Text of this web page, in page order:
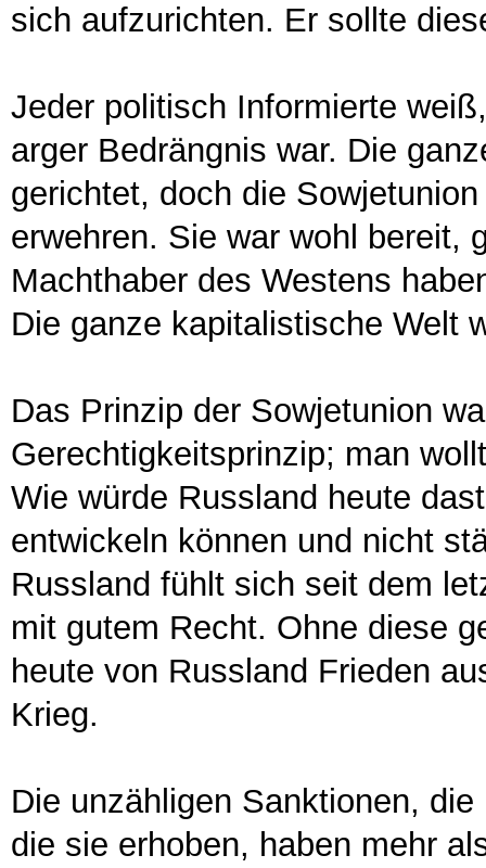
sich aufzurichten. Er sollte
Jeder politisch Informierte
arger Bedrängnis war. Die
gerichtet, doch die
erwehren. Sie war wohl bereit,
Machthaber des Westens
Die ganze kapitalistische Welt
Das Prinzip der Sowjetunion
Gerechtigkeitsprinzip; man
Wie würde Russland heute
entwickeln können und nicht
Russland fühlt sich seit dem
mit gutem Recht. Ohne diese
heute von Russland Frieden
Krieg.
Die unzähligen Sanktionen,
die sie erhoben, haben mehr